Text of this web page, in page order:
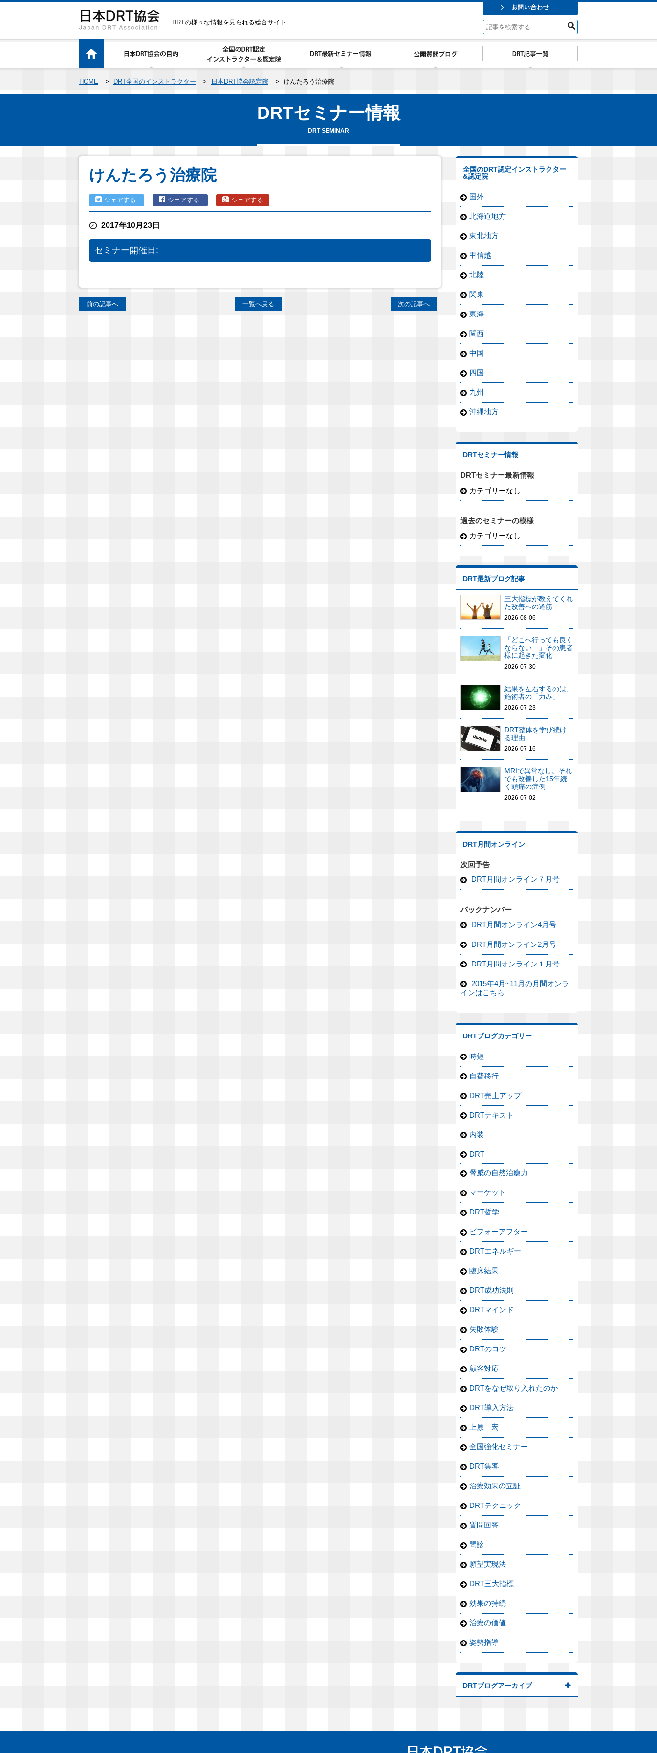
DRTの様々な情報を見られる総合サイト
HOME > DRT全国のインストラクター > 日本DRT協会認定院 > けんたろう治療院
DRTセミナー情報
DRT SEMINAR
けんたろう治療院
シェアする シェアする シェアする
2017年10月23日
セミナー開催日:
前の記事へ 一覧へ戻る 次の記事へ
全国のDRT認定インストラクター
&認定院
国外
北海道地方
東北地方
甲信越
北陸
関東
東海
関西
中国
四国
九州
沖縄地方
DRTセミナー情報
DRTセミナー最新情報
カテゴリーなし
過去のセミナーの模様
カテゴリーなし
DRT最新ブログ記事
三大指標が教えてくれ
た改善への道筋
2026-08-06
「どこへ行っても良く
ならない…」その患者
様に起きた変化
2026-07-30
結果を左右するのは、
施術者の「力み」
2026-07-23
DRT整体を学び続け
る理由
2026-07-16
MRIで異常なし。それ
でも改善した15年続
く頭痛の症例
2026-07-02
DRT月間オンライン
次回予告
DRT月間オンライン７月号
バックナンバー
DRT月間オンライン4月号
DRT月間オンライン2月号
DRT月間オンライン１月号
2015年4月~11月の月間オンラ
インはこちら
DRTブログカテゴリー
時短
自費移行
DRT売上アップ
DRTテキスト
内装
DRT
脅威の自然治癒力
マーケット
DRT哲学
ビフォーアフター
DRTエネルギー
臨床結果
DRT成功法則
DRTマインド
失敗体験
DRTのコツ
顧客対応
DRTをなぜ取り入れたのか
DRT導入方法
上原 宏
全国強化セミナー
DRT集客
治療効果の立証
DRTテクニック
質問回答
問診
願望実現法
DRT三大指標
効果の持続
治療の価値
姿勢指導
DRTブログアーカイブ